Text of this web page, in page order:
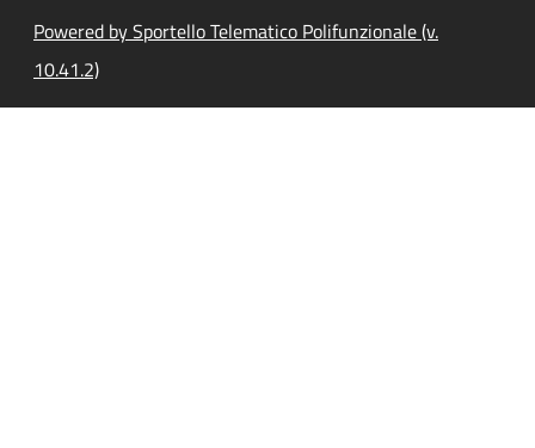
Powered by Sportello Telematico Polifunzionale (v.
10.41.2)